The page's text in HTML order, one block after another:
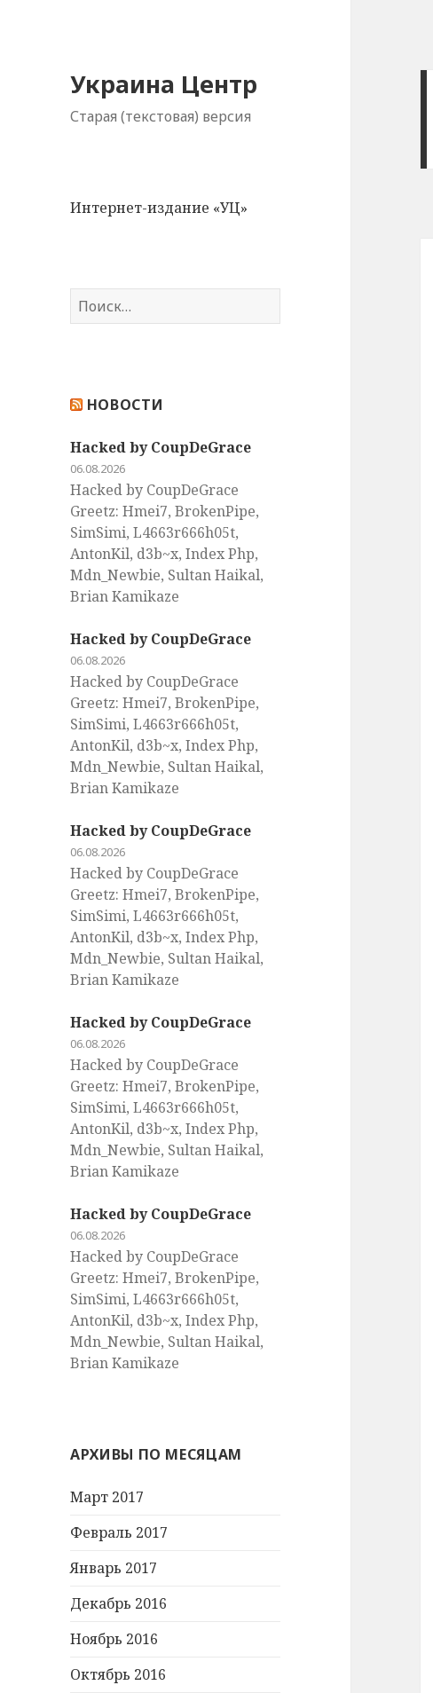
Украина Центр
Старая (текстовая) версия
Интернет-издание «УЦ»
Н
а
:
НОВОСТИ
Hacked by CoupDeGrace
06.08.2026
Hacked by CoupDeGrace
Greetz: Hmei7, BrokenPipe,
SimSimi, L4663r666h05t,
AntonKil, d3b~x, Index Php,
Mdn_Newbie, Sultan Haikal,
Brian Kamikaze
Hacked by CoupDeGrace
06.08.2026
Hacked by CoupDeGrace
Greetz: Hmei7, BrokenPipe,
SimSimi, L4663r666h05t,
AntonKil, d3b~x, Index Php,
Mdn_Newbie, Sultan Haikal,
Brian Kamikaze
Hacked by CoupDeGrace
06.08.2026
Hacked by CoupDeGrace
Greetz: Hmei7, BrokenPipe,
SimSimi, L4663r666h05t,
AntonKil, d3b~x, Index Php,
Mdn_Newbie, Sultan Haikal,
Brian Kamikaze
Hacked by CoupDeGrace
06.08.2026
Hacked by CoupDeGrace
Greetz: Hmei7, BrokenPipe,
SimSimi, L4663r666h05t,
AntonKil, d3b~x, Index Php,
Mdn_Newbie, Sultan Haikal,
Brian Kamikaze
Hacked by CoupDeGrace
06.08.2026
Hacked by CoupDeGrace
Greetz: Hmei7, BrokenPipe,
SimSimi, L4663r666h05t,
AntonKil, d3b~x, Index Php,
Mdn_Newbie, Sultan Haikal,
Brian Kamikaze
АРХИВЫ ПО МЕСЯЦАМ
Март 2017
Февраль 2017
Январь 2017
Декабрь 2016
Ноябрь 2016
Октябрь 2016